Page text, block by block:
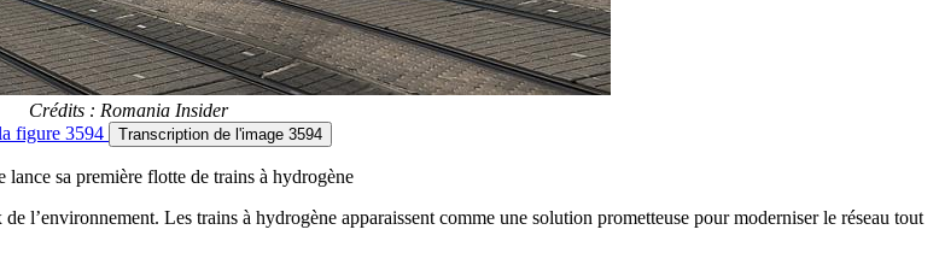
Crédits : Romania Insider
figure 3594 Transcription de l'image 3594
lance sa première flotte de trains à hydrogène
de l’environnement. Les trains à hydrogène apparaissent comme une solution prometteuse pour moderniser le réseau tout